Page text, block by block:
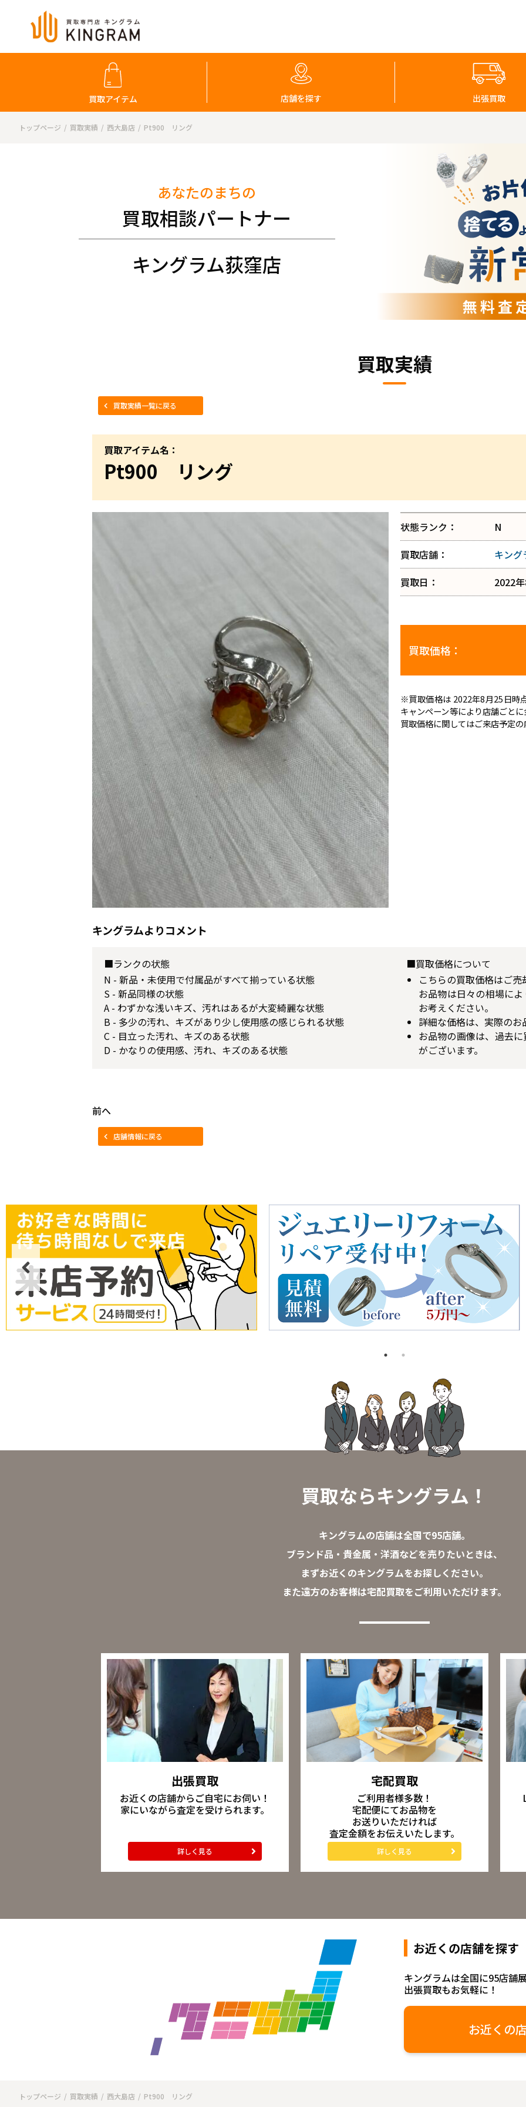
買取アイテム 店舗を探す 出張買取
トップページ 買取実績 西大島店 Pt900 リング
キングラム荻窪店
あなたのまちの
買取相談パートナー
買取実績
買取実績一覧に戻る
買取アイテム名：
Pt900 リング
状態ランク：
N
買取店舗：
キング
買取日：
2022
買取価格：
※買取価格は 2022年8月25日時
キャンペーン等により店舗ごと
買取価格に関してはご来店予定
キングラムよりコメント
■ランクの状態
N - 新品・未使用で付属品がすべて揃っている状態
S - 新品同様の状態
A - わずかな浅いキズ、汚れはあるが大変綺麗な状態
B - 多少の汚れ、キズがあり少し使用感の感じられる状態
C - 目立った汚れ、キズのある状態
D - かなりの使用感、汚れ、キズのある状態
■買取価格について
こちらの買取価格はご
お品物は日々の相場に
お考えください。
詳細な価格は、実際の
お品物の画像は、過去
がございます。
前へ
店舗情報に戻る
買取ならキングラム！
キングラムの店舗は全国で95店舗。
ブランド品・貴金属・洋酒などを売りたいときは、
まずお近くのキングラムをお探しください。
また遠方のお客様は宅配買取をご利用いただけます。
出張買取
お近くの店舗からご自宅にお伺い！
家にいながら査定を受けられます。
詳しく見る
宅配買取
ご利用者様多数！
宅配便にてお品物を
お送りいただければ
査定金額をお伝えいたします。
詳しく見る
お近くの店舗を探す
キングラムは全国に95店舗
出張買取もお気軽に！
お近くの
トップページ 買取実績 西大島店 Pt900 リング